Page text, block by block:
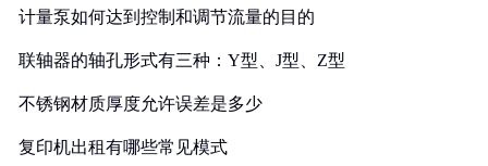
计量泵如何达到控制和调节流量的目的
联轴器的轴孔形式有三种：Y型、J型、Z型
不锈钢材质厚度允许误差是多少
复印机出租有哪些常见模式